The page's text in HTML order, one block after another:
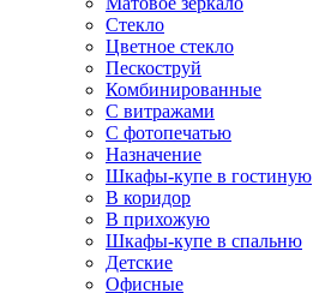
Стекло
Цветное стекло
Пескоструй
Комбинированные
С витражами
С фотопечатью
Назначение
Шкафы-купе в гостиную
В коридор
В прихожую
Шкафы-купе в спальню
Детские
Офисные